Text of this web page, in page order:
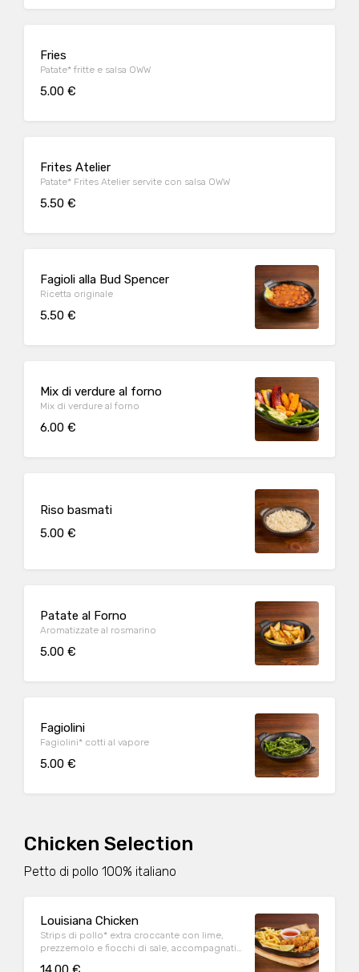
Fries
Patate* fritte e salsa OWW
5.00 €
Frites Atelier
Patate* Frites Atelier servite con salsa OWW
5.50 €
Fagioli alla Bud Spencer
Ricetta originale
5.50 €
Mix di verdure al forno
Mix di verdure al forno
6.00 €
Riso basmati
5.00 €
Patate al Forno
Aromatizzate al rosmarino
5.00 €
Fagiolini
Fagiolini* cotti al vapore
5.00 €
Chicken Selection
Petto di pollo 100% italiano
Louisiana Chicken
Strips di pollo* extra croccante con lime,
prezzemolo e fiocchi di sale, accompagnati